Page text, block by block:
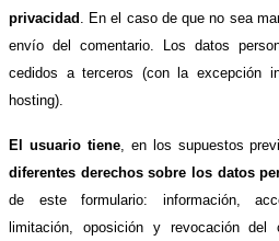
privacidad
. En el caso de que no sea
envío del comentario. Los datos
cedidos a terceros (con la excepción
hosting).
El usuario tiene, en los supuestos
diferentes derechos sobre los datos
de este formulario: información,
limitación, oposición y revocación del